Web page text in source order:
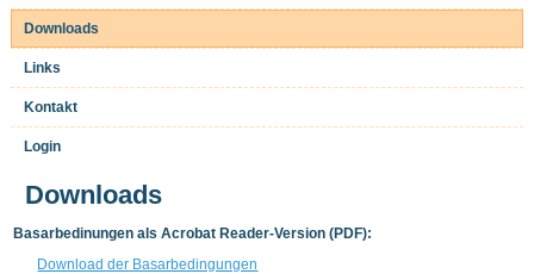
Downloads
Links
Kontakt
Login
Downloads
Basarbedinungen als Acrobat Reader-Version (PDF):
Download der Basarbedingungen